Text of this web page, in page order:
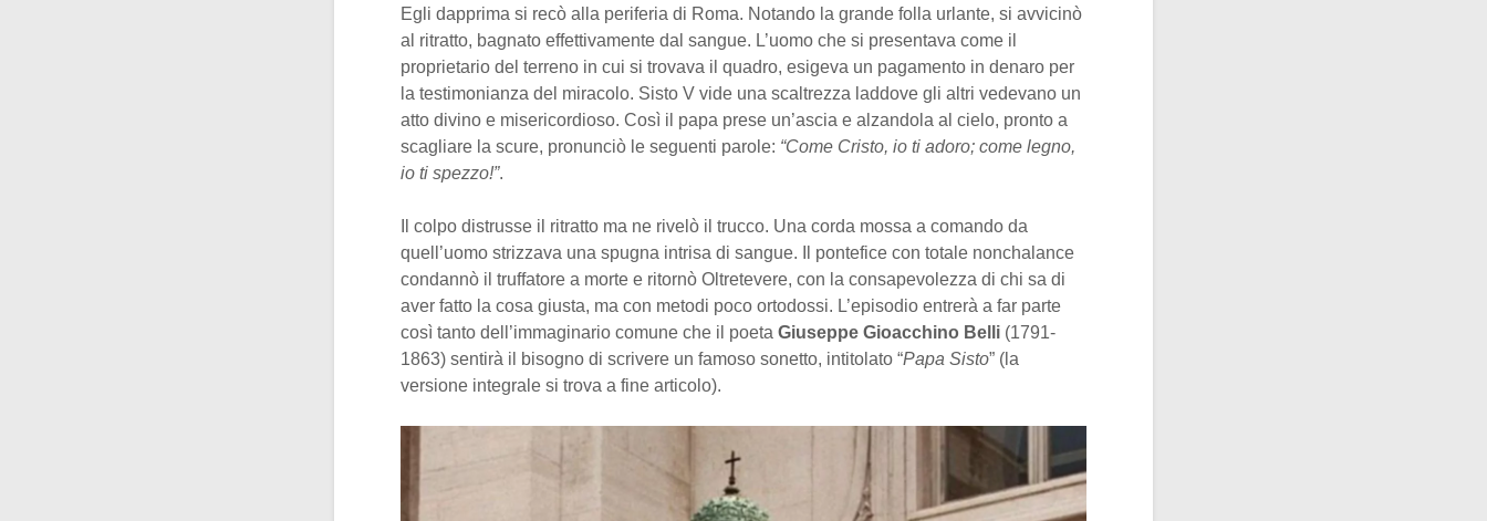
Egli dapprima si recò alla periferia di Roma. Notando la grande folla urlante, si avvicinò
al ritratto, bagnato effettivamente dal sangue. L’uomo che si presentava come il
proprietario del terreno in cui si trovava il quadro, esigeva un pagamento in denaro per
la testimonianza del miracolo. Sisto V vide una scaltrezza laddove gli altri vedevano un
atto divino e misericordioso. Così il papa prese un’ascia e alzandola al cielo, pronto a
scagliare la scure, pronunciò le seguenti parole: “Come Cristo, io ti adoro; come legno,
io ti spezzo!”.
Il colpo distrusse il ritratto ma ne rivelò il trucco. Una corda mossa a comando da
quell’uomo strizzava una spugna intrisa di sangue. Il pontefice con totale nonchalance
condannò il truffatore a morte e ritornò Oltretevere, con la consapevolezza di chi sa di
aver fatto la cosa giusta, ma con metodi poco ortodossi. L’episodio entrerà a far parte
così tanto dell’immaginario comune che il poeta Giuseppe Gioacchino Belli (1791-
1863) sentirà il bisogno di scrivere un famoso sonetto, intitolato “Papa Sisto” (la
versione integrale si trova a fine articolo).